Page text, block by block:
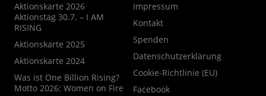
Aktionskarte 2026
Aktionstag 30.7. – I AM
RISING
Aktionskarte 2025
Aktionskarte 2024
Was ist One Billion Rising?
Motto 2026: Women on Fire
Impressum
Kontakt
Spenden
Datenschutzerklärung
Cookie-Richtlinie (EU)
Facebook